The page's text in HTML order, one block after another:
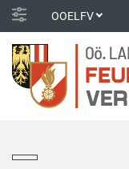
OOELFV